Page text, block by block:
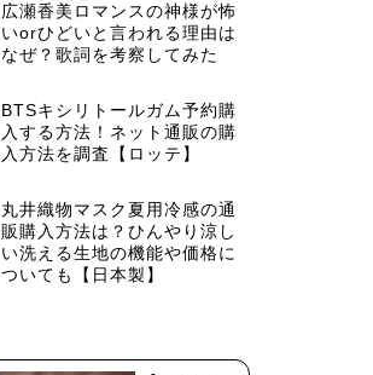
広瀬香美ロマンスの神様が怖
いorひどいと言われる理由は
なぜ？歌詞を考察してみた
BTSキシリトールガム予約購
入する方法！ネット通販の購
入方法を調査【ロッテ】
丸井織物マスク夏用冷感の通
販購入方法は？ひんやり涼し
い洗える生地の機能や価格に
ついても【日本製】